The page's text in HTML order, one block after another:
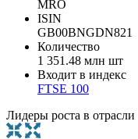
MRO
ISIN
GB00BNGDN821
Количество
1 351.48 млн шт
Входит в индекс
FTSE 100
Лидеры роста в отрасли